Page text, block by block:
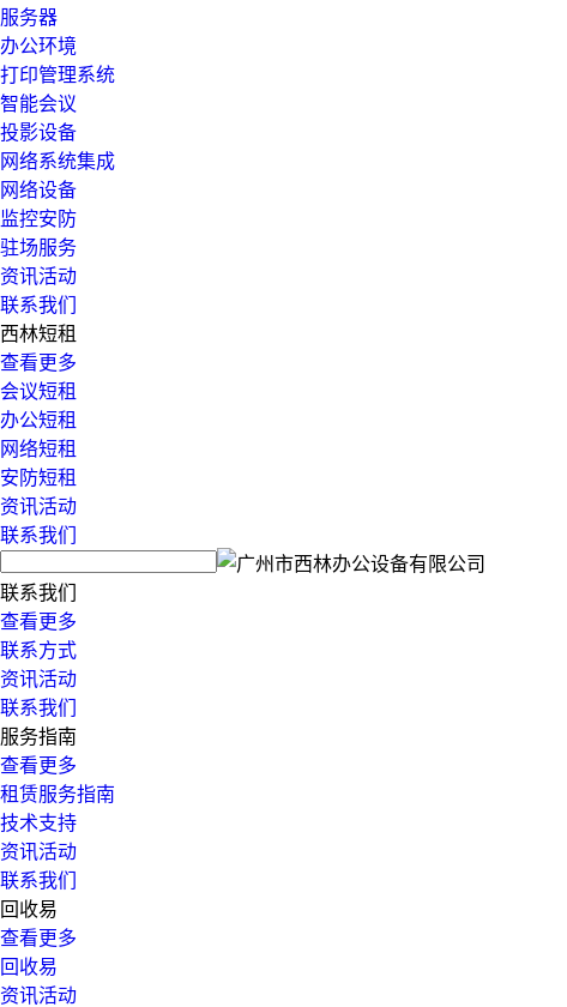
服务器
办公环境
打印管理系统
智能会议
投影设备
网络系统集成
网络设备
监控安防
驻场服务
资讯活动
联系我们
西林短租
查看更多
会议短租
办公短租
网络短租
安防短租
资讯活动
联系我们
联系我们
查看更多
联系方式
资讯活动
联系我们
服务指南
查看更多
租赁服务指南
技术支持
资讯活动
联系我们
回收易
查看更多
回收易
资讯活动